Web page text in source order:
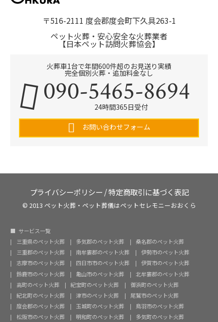
〒516-2111 度会郡度会町下久具263-1
ペット火葬・安心安全な火葬業者
【日本ペット訪問火葬協会】
火葬車1台で年間600件超のお見送り実績
完全個別火葬・追加料金なし
090-5465-8694
24時間365日受付
お問い合わせフォーム
プライバシーポリシー /特定商取引に基づく表記
© 2013 ペット火葬・ペット葬儀はペットセレモニーおおくら
サービス一覧
三重県のペット火葬
多気郡のペット火葬
桑名郡のペット火葬
三重郡のペット火葬
南牟婁郡のペット火葬
伊勢市のペット火葬
志摩市のペット火葬
四日市市のペット火葬
伊賀市のペット火葬
鈴鹿市のペット火葬
亀山市のペット火葬
北牟婁郡のペット火葬
高町のペット火葬
紀宝町のペット火葬
御浜町のペット火葬
紀北町のペット火葬
津市のペット火葬
尾鷲市のペット火葬
度会郡のペット火葬
玉城町のペット火葬
鳥羽市のペット火葬
松阪市のペット火葬
明和町のペット火葬 多気町のペット火葬